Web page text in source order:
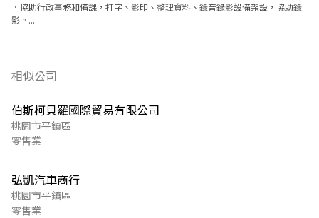
．協助行政事務和備課，打字、影印、整理資料、錄音錄影設備架設，協助錄
影。...
相似公司
伯斯柯貝羅國際貿易有限公司
桃園市平鎮區
零售業
弘凱汽車商行
桃園市平鎮區
零售業